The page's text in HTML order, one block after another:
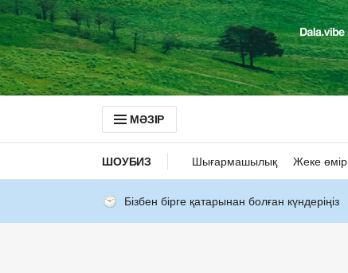
МӘЗІР
ШОУБИЗ Шығармашылық Жеке өмір
Бізбен бірге қатарынан болған күндеріңіз